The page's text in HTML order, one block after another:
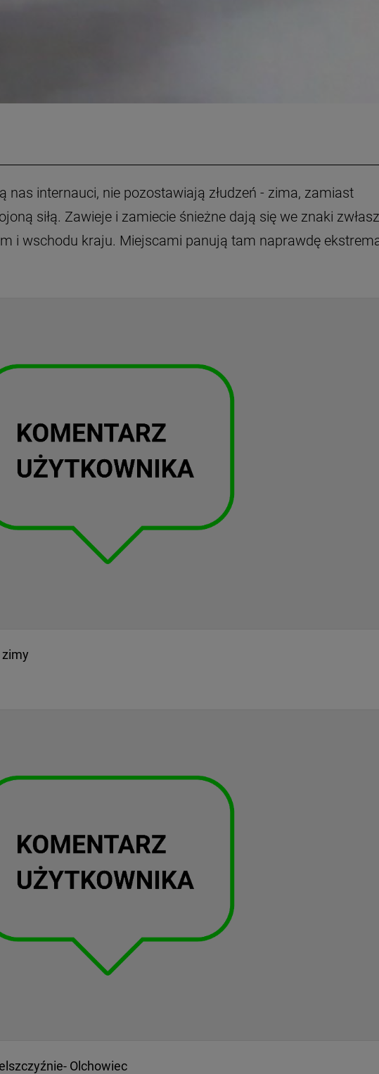
nas internauci, nie pozostawiają złudzeń - zima, zamiast
siłą. Zawieje i zamiecie śnieżne dają się we znaki
i wschodu kraju. Miejscami panują tam naprawdę
Olchowiec